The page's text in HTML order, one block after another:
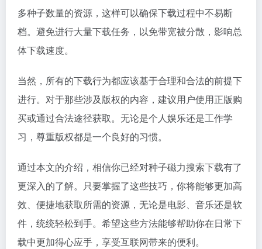
多种子数量的资源，这样可以确保下载过程中不易断
档。避免进行大量下载任务，以免带宽被分散，影响总
体下载速度。
当然，所有的下载行为都应该基于合理和合法的前提下
进行。对于那些涉及版权的内容，建议用户使用正版购
买或通过合法途径获取。无论是个人娱乐还是工作学
习，尊重版权都是一个良好的习惯。
通过本文的介绍，相信你已经对种子磁力搜索下载有了
更深入的了解。只要掌握了这些技巧，你将能够更加高
效、便捷地获取所需的资源，无论是电影、音乐还是软
件，统统轻松到手。希望这些方法能够帮助你在日常下
载中更加得心应手，享受互联网带来的便利。